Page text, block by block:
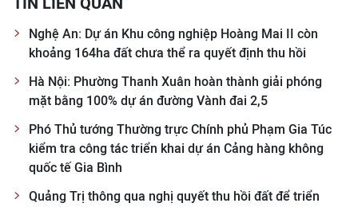
Nghệ An: Dự án Khu công nghiệp Hoàng Mai II còn
khoảng 164ha đất chưa thể ra quyết định thu hồi
Hà Nội: Phường Thanh Xuân hoàn thành giải phóng
mặt bằng 100% dự án đường Vành đai 2,5
Phó Thủ tướng Thường trực Chính phủ Phạm Gia Túc
kiểm tra công tác triển khai dự án Cảng hàng không
quốc tế Gia Bình
Quảng Trị thông qua nghị quyết thu hồi đất để triển